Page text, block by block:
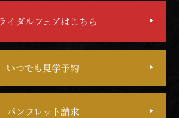
イダルフェアはこちら
いつでも見学予約
パンフレット請求